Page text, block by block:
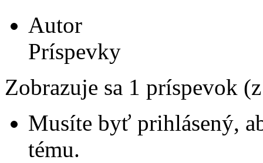
Autor
Príspevky
Zobrazuje sa 1 príspevok
Musíte byť prihlásený,
tému.